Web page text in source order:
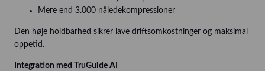
Mere end 3.000 nåledekompressioner
Den høje holdbarhed sikrer lave driftsomkostninger og maksimal
oppetid.
Integration med TruGuide AI